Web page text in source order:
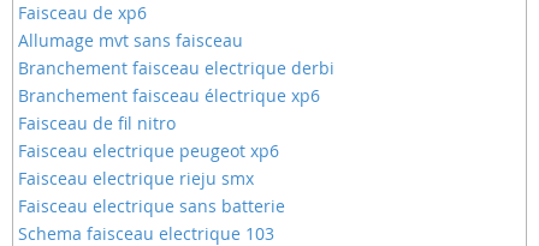
Faisceau de xp6
Allumage mvt sans faisceau
Branchement faisceau electrique derbi
Branchement faisceau électrique xp6
Faisceau de fil nitro
Faisceau electrique peugeot xp6
Faisceau electrique rieju smx
Faisceau electrique sans batterie
Schema faisceau electrique 103